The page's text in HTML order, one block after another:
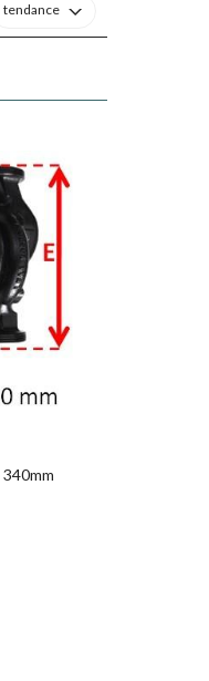
tendance